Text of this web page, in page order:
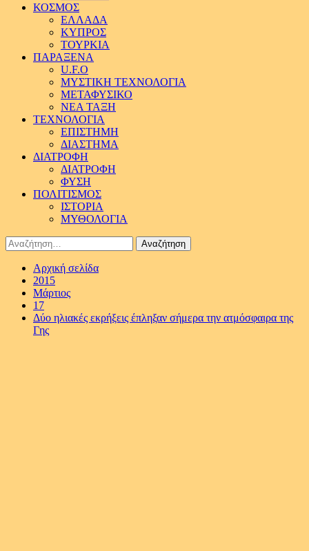
ΚΟΣΜΟΣ
ΕΛΛΑΔΑ
ΚΥΠΡΟΣ
ΤΟΥΡΚΙΑ
ΠΑΡΑΞΕΝΑ
U.F.O
ΜΥΣΤΙΚΗ ΤΕΧΝΟΛΟΓΙΑ
ΜΕΤΑΦΥΣΙΚΟ
ΝΕΑ ΤΑΞΗ
ΤΕΧΝΟΛΟΓΙΑ
ΕΠΙΣΤΗΜΗ
ΔΙΑΣΤΗΜΑ
ΔΙΑΤΡΟΦΗ
ΔΙΑΤΡΟΦΗ
ΦΥΣΗ
ΠΟΛΙΤΙΣΜΟΣ
ΙΣΤΟΡΙΑ
ΜΥΘΟΛΟΓΙΑ
Αναζήτηση
για:
Αρχική σελίδα
2015
Μάρτιος
17
Δύο ηλιακές εκρήξεις έπληξαν σήμερα την ατμόσφαιρα της
Γης